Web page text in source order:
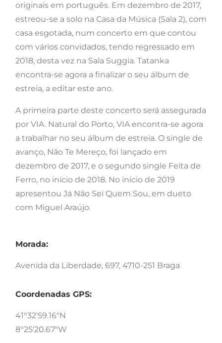
originais em português. Em dezembro de 2017,
estreou-se a solo na Casa da Música (Sala 2), com
casa esgotada, num concerto em que contou
com vários convidados, tendo regressado em
2018, desta vez na Sala Suggia. Tatanka
encontra-se agora a finalizar o seu álbum de
estreia, a editar este ano.
A primeira parte deste concerto será assegurada
por VIA. Natural do Porto, VIA encontra-se agora
a trabalhar no seu álbum de estreia. O single de
avanço, Não Te Mereço, foi lançado em
dezembro de 2017, e o segundo single Feita de
Ferro, no início de 2018. No início de 2019
apresentou Já Não Sei Quem Sou, em dueto
com Miguel Araújo.
Morada:
Avenida da Liberdade, 697, 4710-251 Braga
Coordenadas GPS:
41°32'59.16"N
8°25'20.67"W